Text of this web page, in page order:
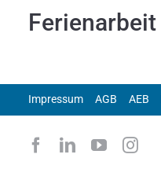
Ferienarbeit
Impressum AGB AEB